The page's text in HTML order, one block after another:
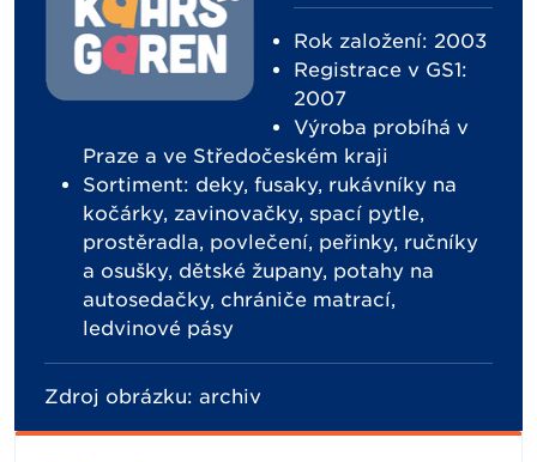
Rok založení: 2003
Registrace v GS1:
2007
Výroba probíhá v
Praze a ve Středočeském kraji
Sortiment: deky, fusaky, rukávníky na
kočárky, zavinovačky, spací pytle,
prostěradla, povlečení, peřinky, ručníky
a osušky, dětské župany, potahy na
autosedačky, chrániče matrací,
ledvinové pásy
Zdroj obrázku: archiv